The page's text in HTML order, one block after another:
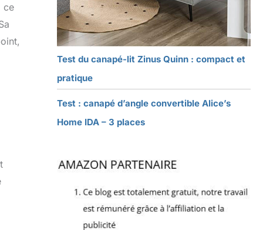
ce
Test du canapé-lit Zinus Quinn : compact et
pratique
Test : canapé d’angle convertible Alice’s
Home IDA – 3 places